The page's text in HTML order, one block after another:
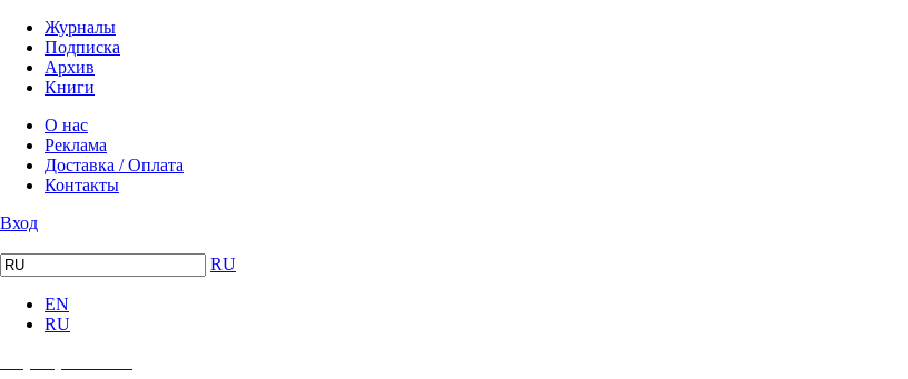
Журналы
Подписка
Архив
Книги
О нас
Реклама
Доставка / Оплата
Контакты
Вход
RU
EN
RU